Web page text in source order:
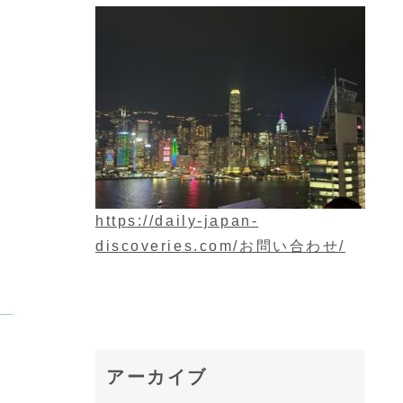
https://daily-japan-
discoveries.com/お問い合わせ/
アーカイブ